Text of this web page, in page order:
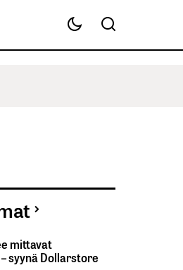
mittavat
syynä Dollarstore